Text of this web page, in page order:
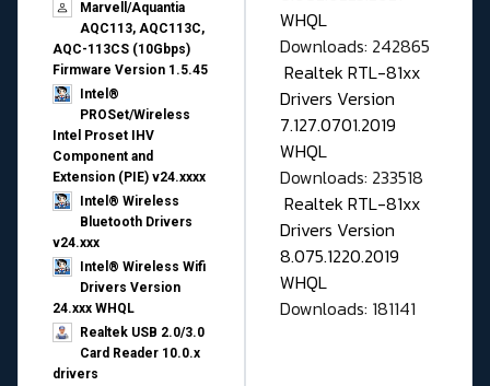
Marvell/Aquantia
AQC113, AQC113C,
AQC-113CS (10Gbps)
Firmware Version 1.5.45
Intel®
PROSet/Wireless
Intel Proset IHV
Component and
Extension (PIE) v24.xxxx
Intel® Wireless
Bluetooth Drivers
v24.xxx
Intel® Wireless Wifi
Drivers Version
24.xxx WHQL
Realtek USB 2.0/3.0
Card Reader 10.0.x
drivers
WHQL
Downloads: 242865
Realtek RTL-81xx
Drivers Version
7.127.0701.2019
WHQL
Downloads: 233518
Realtek RTL-81xx
Drivers Version
8.075.1220.2019
WHQL
Downloads: 181141